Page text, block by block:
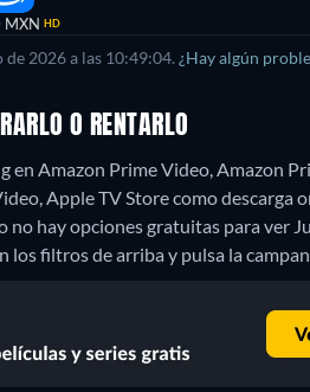
MXN HD
2026 a las 10:49:04. ¿Hay algún
O RENTARLO
en Amazon Prime Video, Amazon
Apple TV Store como descarga
no hay opciones gratuitas para ver
los filtros de arriba y pulsa la